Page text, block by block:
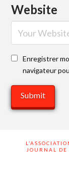
Website
Enregistrer
navigateur
JOURNAL DE